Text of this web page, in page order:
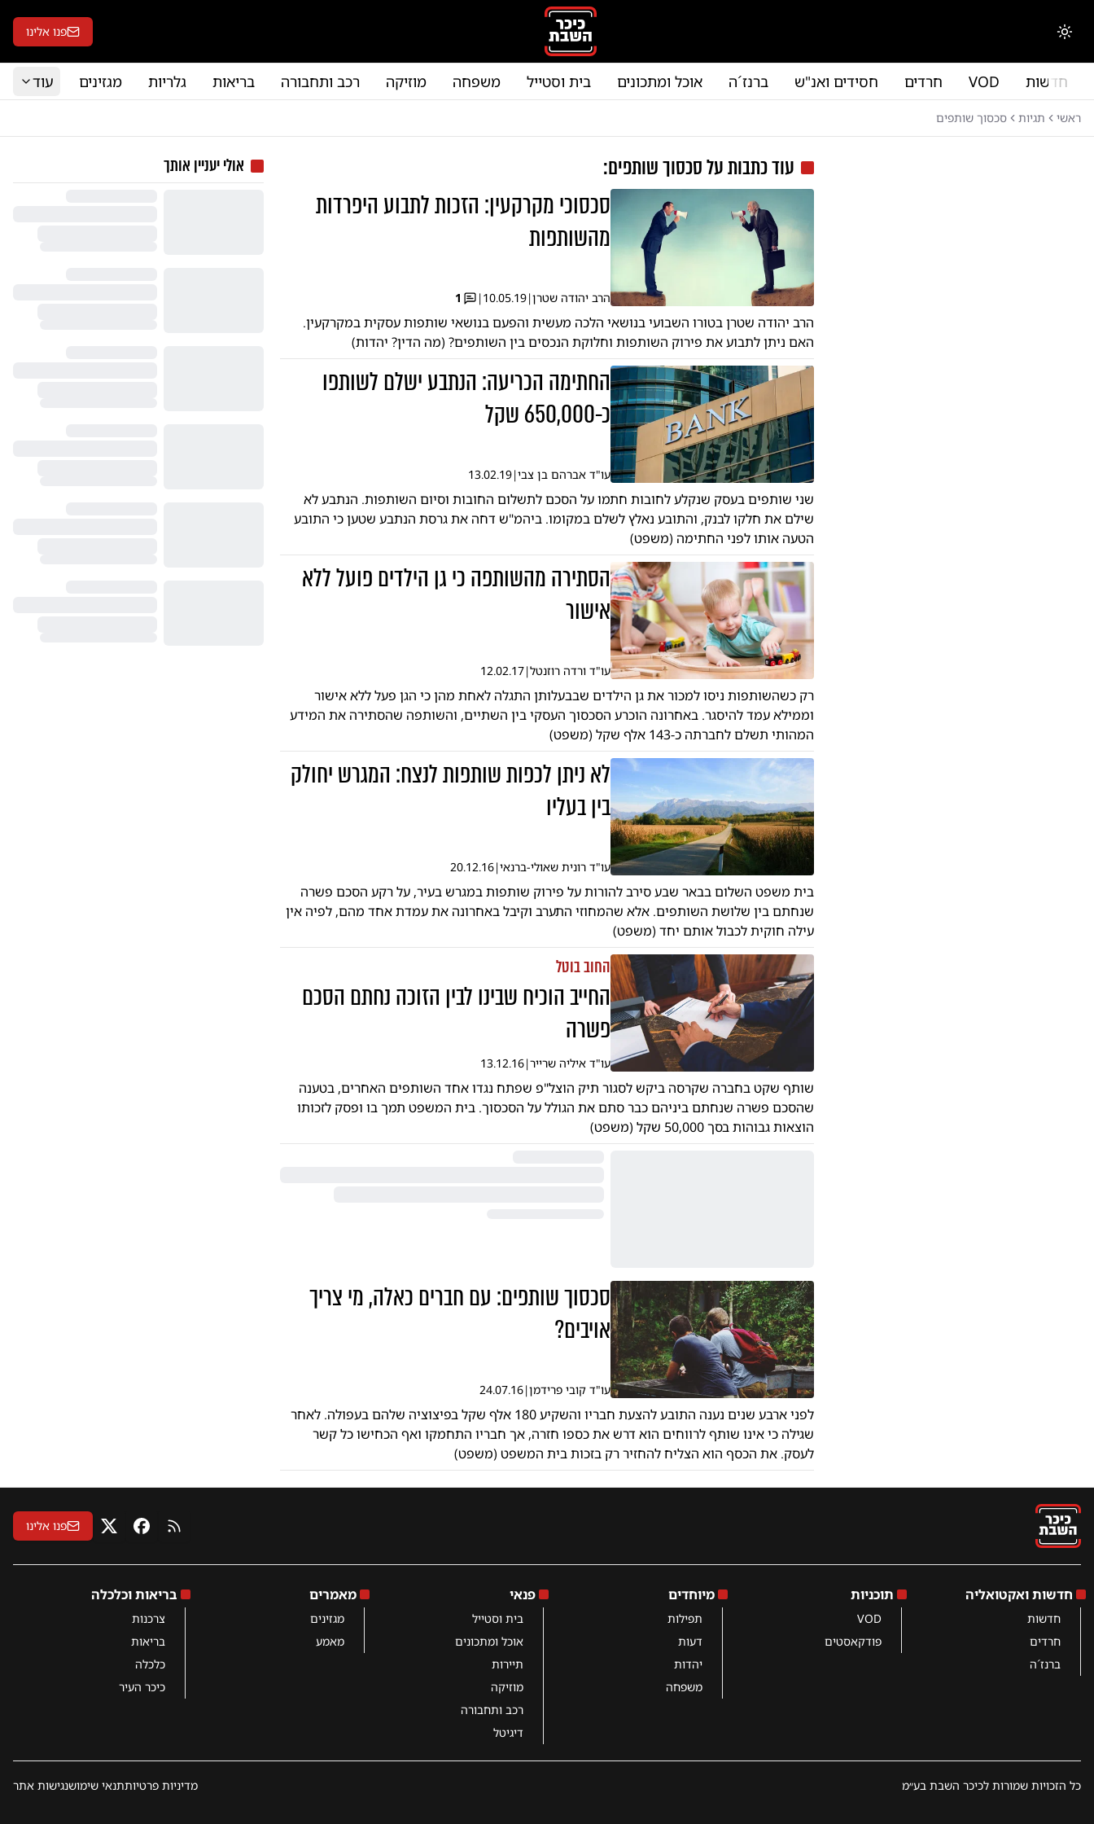
החלפת מצב תצוגה פנו אלינו
חדשות VOD חרדים חסידים ואנ"ש ברנז´ה אוכל ומתכונים בית וסטייל משפחה מוזיקה רכב ותחבורה בריאות גלריות מגזינים עוד
ראשי תגיות סכסוך שותפים
עוד כתבות עלסכסוך שותפים:
סכסוכי מקרקעין: הזכות לתבוע היפרדות
מהשותפות
הרב יהודה שטרן|
10.05.19
|
1
הרב יהודה שטרן בטורו השבועי בנושאי הלכה מעשית והפעם בנושאי שותפות עסקית במקרקעין.
האם ניתן לתבוע את פירוק השותפות וחלוקת הנכסים בין השותפים? (מה הדין? יהדות)
החתימה הכריעה: הנתבע ישלם לשותפו
כ-650,000 שקל
עו"ד אברהם בן צבי|
13.02.19
שני שותפים בעסק שנקלע לחובות חתמו על הסכם לתשלום החובות וסיום השותפות. הנתבע לא
שילם את חלקו לבנק, והתובע נאלץ לשלם במקומו. ביהמ"ש דחה את גרסת הנתבע שטען כי התובע
הטעה אותו לפני החתימה (משפט)
הסתירה מהשותפה כי גן הילדים פועל ללא
אישור
עו"ד ורדה רוזנטל|
12.02.17
רק כשהשותפות ניסו למכור את גן הילדים שבבעלותן התגלה לאחת מהן כי הגן פעל ללא אישור
וממילא עמד להיסגר. באחרונה הוכרע הסכסוך העסקי בין השתיים, והשותפה שהסתירה את המידע
המהותי תשלם לחברתה כ-143 אלף שקל (משפט)
לא ניתן לכפות שותפות לנצח: המגרש יחולק
בין בעליו
עו"ד רונית שאולי-ברנאי|
20.12.16
בית משפט השלום בבאר שבע סירב להורות על פירוק שותפות במגרש בעיר, על רקע הסכם פשרה
שנחתם בין שלושת השותפים. אלא שהמחוזי התערב וקיבל באחרונה את עמדת אחד מהם, לפיה אין
עילה חוקית לכבול אותם יחד (משפט)
החוב בוטל
החייב הוכיח שבינו לבין הזוכה נחתם הסכם
פשרה
עו"ד איליה שרייר|
13.12.16
שותף שקט בחברה שקרסה ביקש לסגור תיק הוצל"פ שפתח נגדו אחד השותפים האחרים, בטענה
שהסכם פשרה שנחתם ביניהם כבר סתם את הגולל על הסכסוך. בית המשפט תמך בו ופסק לזכותו
הוצאות גבוהות בסך 50,000 שקל (משפט)
סכסוך שותפים: עם חברים כאלה, מי צריך
אויבים?
עו"ד קובי פרידמן|
24.07.16
לפני ארבע שנים נענה התובע להצעת חבריו והשקיע 180 אלף שקל בפיצוציה שלהם בעפולה. לאחר
שגילה כי אינו שותף לרווחים הוא דרש את כספו חזרה, אך חבריו התחמקו ואף הכחישו כל קשר
לעסק. את הכסף הוא הצליח להחזיר רק בזכות בית המשפט (משפט)
אולי יעניין אותך
RSS פייסבוקX פנו אלינו
חדשות ואקטואליה
חדשות
חרדים
ברנז´ה
תוכניות
VOD
פודקאסטים
מיוחדים
תפילות
דעות
יהדות
משפחה
פנאי
בית וסטייל
אוכל ומתכונים
תיירות
מוזיקה
רכב ותחבורה
דיגיטל
מאמרים
מגזינים
מאמע
בריאות וכלכלה
צרכנות
בריאות
כלכלה
כיכר העיר
כל הזכויות שמורות לכיכר השבת בע״מ מדיניות פרטיותתנאי שימושנגישות אתר